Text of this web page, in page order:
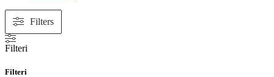
Filters
Filteri
Filteri